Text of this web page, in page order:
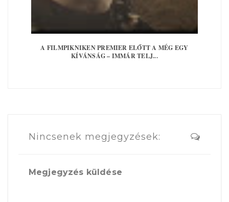
A FILMPIKNIKEN PREMIER ELŐTT A MÉG EGY
KÍVÁNSÁG – IMMÁR TELJ...
Nincsenek megjegyzések:
Megjegyzés küldése